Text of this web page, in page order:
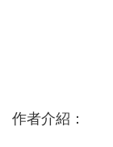
作者介紹：